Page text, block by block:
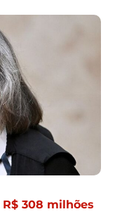
308 milhões